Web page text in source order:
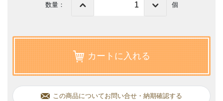
数量： 個
カートに入れる
この商品についてお問い合せ・納期確認する